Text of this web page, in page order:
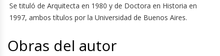
Se tituló de Arquitecta en 1980 y de Doctora en Historia en
1997, ambos títulos por la Universidad de Buenos Aires.
Obras del autor